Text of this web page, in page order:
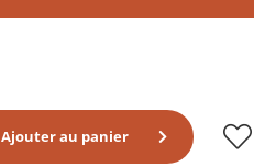
Ajouter au panier